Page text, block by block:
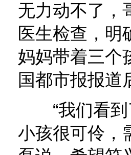
无力动不了，
医生检查，明
妈妈带着三个
国都市报报道
“我们看到
小孩很可伶，